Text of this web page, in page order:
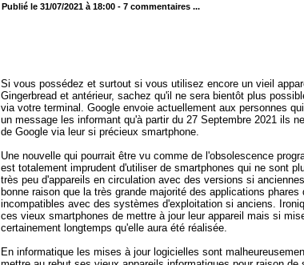
Publié le 31/07/2021 à 18:00 - 7 commentaires ...
Si vous possédez et surtout si vous utilisez encore un vieil
Gingerbread et antérieur, sachez qu'il ne sera bientôt plus
via votre terminal. Google envoie actuellement aux personnes
un message les informant qu'à partir du 27 Septembre 2021 ils
de Google via leur si précieux smartphone.
Une nouvelle qui pourrait être vu comme de l'obsolescence
est totalement imprudent d'utiliser de smartphones qui ne sont
très peu d'appareils en circulation avec des versions si
bonne raison que la très grande majorité des applications
incompatibles avec des systèmes d'exploitation si anciens.
ces vieux smartphones de mettre à jour leur appareil mais si
certainement longtemps qu'elle aura été réalisée.
En informatique les mises à jour logicielles sont